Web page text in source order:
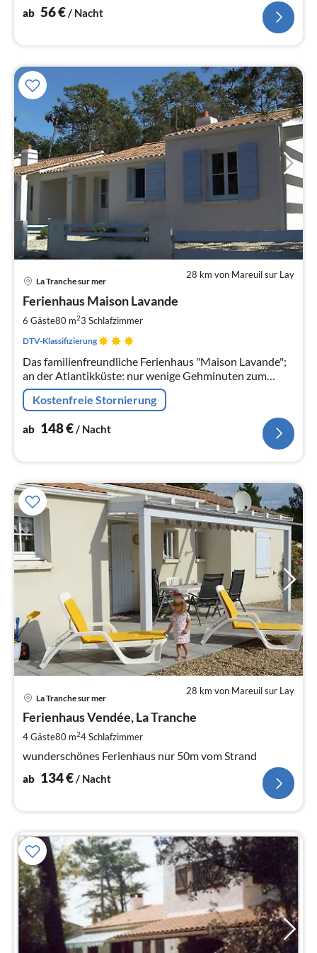
ab 56€/ Nacht
28 km von Mareuil sur Lay
La Tranche sur mer
Ferienhaus Maison Lavande
6 Gäste80 m23 Schlafzimmer
DTV-Klassifizierung
Das familienfreundliche Ferienhaus "Maison Lavande";
an der Atlantikküste: nur wenige Gehminuten zum
Sandstrand, direkt neben einem malerischen
Leuchtturm gelegen.
Kostenfreie Stornierung
ab 148€/ Nacht
28 km von Mareuil sur Lay
La Tranche sur mer
Ferienhaus Vendée, La Tranche
4 Gäste80 m24Schlafzimmer
wunderschönes Ferienhaus nur 50m vom Strand
ab 134€/ Nacht